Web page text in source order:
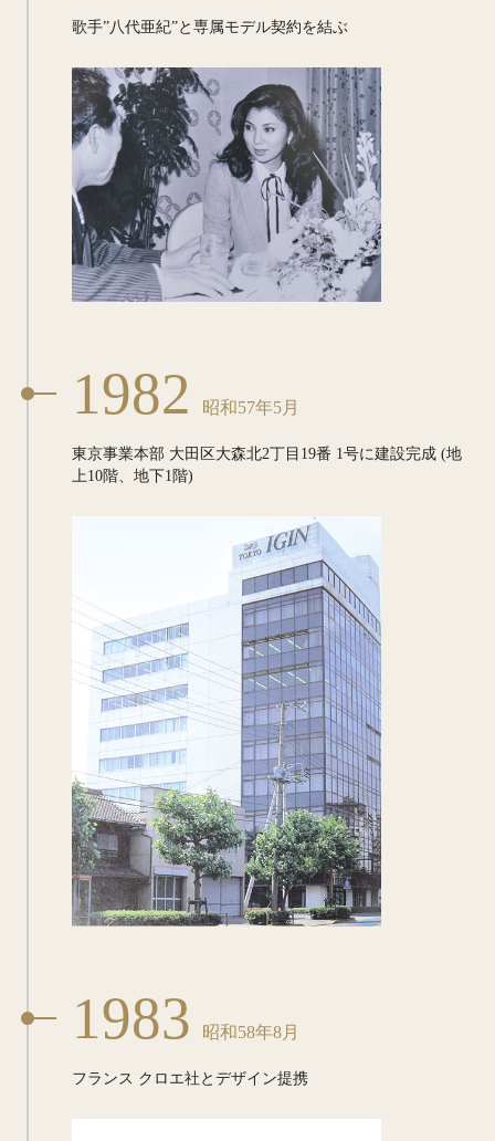
歌手”八代亜紀”と専属モデル契約を結ぶ
1982 昭和57年5月
東京事業本部 大田区大森北2丁目19番 1号に建設完成 (地
上10階、地下1階)
1983 昭和58年8月
フランス クロエ社とデザイン提携